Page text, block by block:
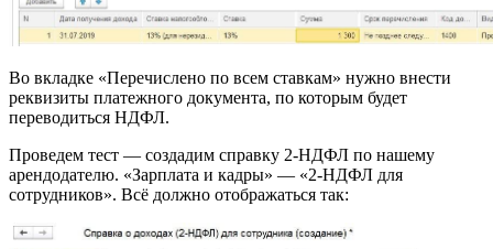
Во вкладке «Перечислено по всем ставкам» нужно внести
реквизиты платежного документа, по которым будет
переводиться НДФЛ.
Проведем тест — создадим справку 2-НДФЛ по нашему
арендодателю. «Зарплата и кадры» — «2-НДФЛ для
сотрудников». Всё должно отображаться так: